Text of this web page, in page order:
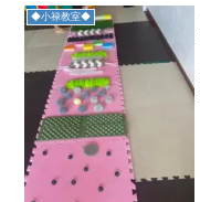
◆小禄教室◆